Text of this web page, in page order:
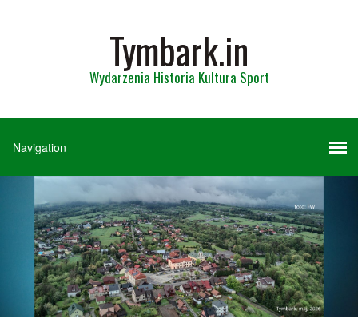
Tymbark.in
Wydarzenia Historia Kultura Sport